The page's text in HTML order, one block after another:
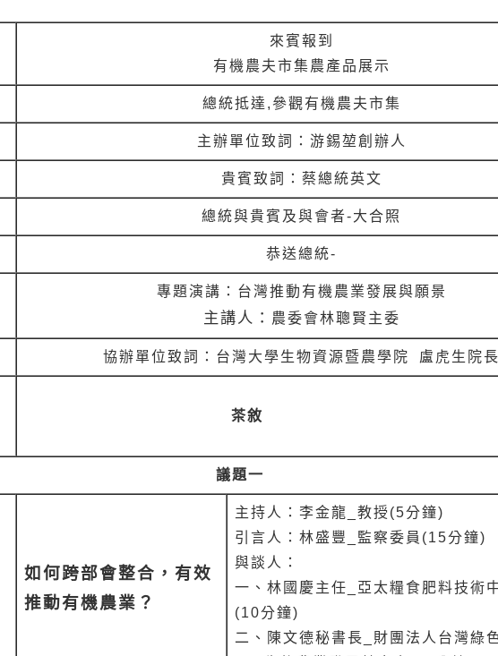
來賓報到
有機農夫市集農產品展示
總統抵達,參觀有機農夫市集
主辦單位致詞 ： 游錫堃創辦人
貴賓致詞 ： 蔡總統英文
總統與貴賓及與會者-大合照
恭送總統-
專題演講 ：台灣推動有機農業發展與願景
主講人： 農委會林聰賢主委
協辦單位致詞 ： 台灣大學生物資源暨農學院 盧虎生院
茶敘
議題一
如何跨部會整合，有效
推動有機農業？
主持人：李金龍_教授(5分鐘)
引言人：林盛豐_監察委員(15分鐘)
與談人：
一、 林國慶主任_亞太糧食肥料技術
(10分鐘)
二 、
陳文德秘書長_財團法人台灣綠